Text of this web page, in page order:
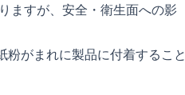
ますが、安全・衛生面への影
粉がまれに製品に付着すること